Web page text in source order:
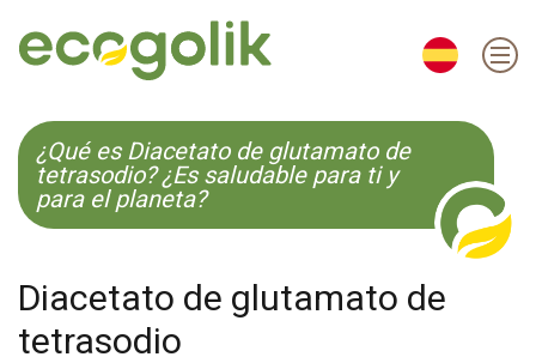
EN ES CS KO
¿Qué es Diacetato de glutamato de
tetrasodio? ¿Es saludable para ti y
para el planeta?
Diacetato de glutamato de
tetrasodio